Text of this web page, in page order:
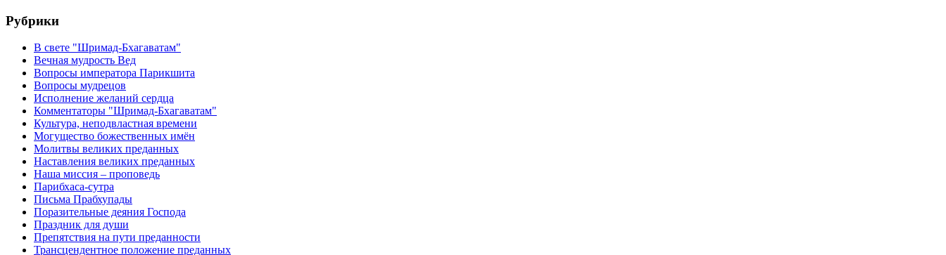
Рубрики
В свете "Шримад-Бхагаватам"
Вечная мудрость Вед
Вопросы императора Парикшита
Вопросы мудрецов
Исполнение желаний сердца
Комментаторы "Шримад-Бхагаватам"
Культура, неподвластная времени
Могущество божественных имён
Молитвы великих преданных
Наставления великих преданных
Наша миссия – проповедь
Парибхаса-сутра
Письма Прабхупады
Поразительные деяния Господа
Праздник для души
Препятствия на пути преданности
Трансцендентное положение преданных